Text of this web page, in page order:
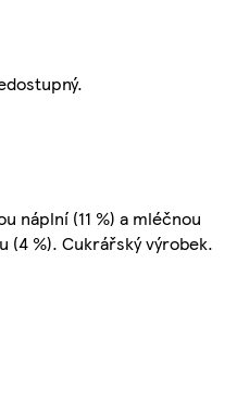
náplní (11 %) a mléčnou
(4 %). Cukrářský výrobek.